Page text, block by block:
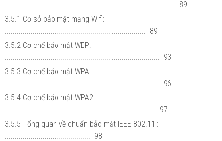
...................................................................................... 89
3.5.1 Cơ sở bảo mật mạng Wifi:
....................................................................... 89
3.5.2 Cơ chế bảo mật WEP:
.............................................................................. 93
3.5.3 Cơ chế bảo mật WPA:
.............................................................................. 96
3.5.4 Cơ chế bảo mật WPA2:
............................................................................ 97
3.5.5 Tổng quan về chuẩn bảo mật IEEE 802.11i:
........................................... 98